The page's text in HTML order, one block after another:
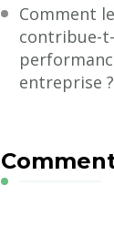
Comment
contribue-
entreprise ?